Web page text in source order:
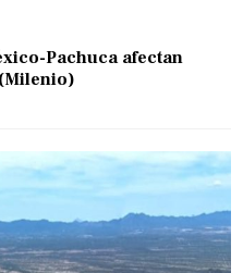
Pachuca afectan